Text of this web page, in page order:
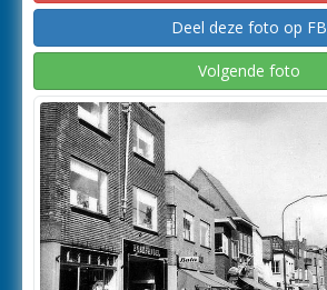
Deel deze foto op FB
Volgende foto